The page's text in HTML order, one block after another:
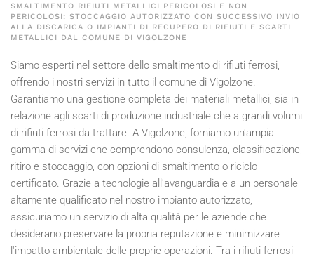
SMALTIMENTO RIFIUTI METALLICI PERICOLOSI E NON
PERICOLOSI: STOCCAGGIO AUTORIZZATO CON SUCCESSIVO INVIO
ALLA DISCARICA O IMPIANTI DI RECUPERO DI RIFIUTI E SCARTI
METALLICI DAL COMUNE DI VIGOLZONE
Siamo esperti nel settore dello smaltimento di rifiuti ferrosi,
offrendo i nostri servizi in tutto il comune di Vigolzone.
Garantiamo una gestione completa dei materiali metallici, sia in
relazione agli scarti di produzione industriale che a grandi volumi
di rifiuti ferrosi da trattare. A Vigolzone, forniamo un'ampia
gamma di servizi che comprendono consulenza, classificazione,
ritiro e stoccaggio, con opzioni di smaltimento o riciclo
certificato. Grazie a tecnologie all'avanguardia e a un personale
altamente qualificato nel nostro impianto autorizzato,
assicuriamo un servizio di alta qualità per le aziende che
desiderano preservare la propria reputazione e minimizzare
l'impatto ambientale delle proprie operazioni. Tra i rifiuti ferrosi